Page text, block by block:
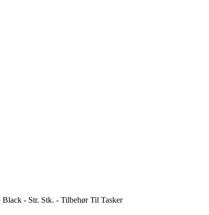
- Str. Stk. - Tilbehør Til Tasker